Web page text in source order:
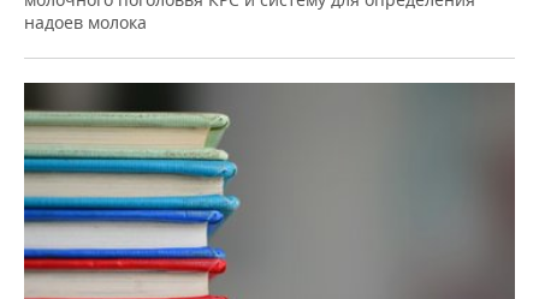
надоев молока